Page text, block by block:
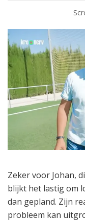
Zeker voor Johan,
blijkt het lastig om
dan gepland. Zijn
probleem kan